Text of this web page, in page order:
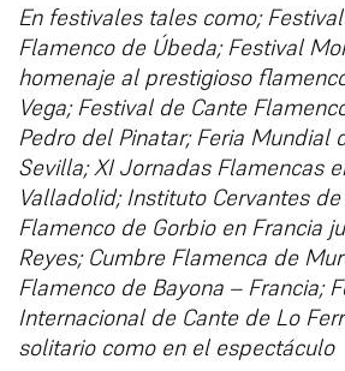
En festivales tales como;
Flamenco de Úbeda; Festival
homenaje al prestigioso
Vega; Festival de Cante
Pedro del Pinatar; Feria Mundial
Sevilla; XI Jornadas Flamencas
Valladolid; Instituto Cervantes
Flamenco de Gorbio en Francia
Reyes; Cumbre Flamenca de
Flamenco de Bayona – Francia;
Internacional de Cante de Lo
solitario como en el espectáculo